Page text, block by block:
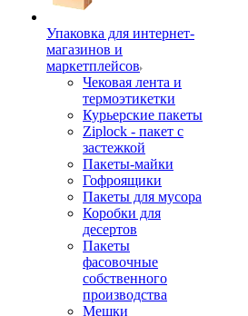
Упаковка для интернет-
магазинов и
маркетплейсов
Чековая лента и
термоэтикетки
Курьерские пакеты
Ziplock - пакет с
застежкой
Пакеты-майки
Гофроящики
Пакеты для мусора
Коробки для
десертов
Пакеты
фасовочные
собственного
производства
Мешки